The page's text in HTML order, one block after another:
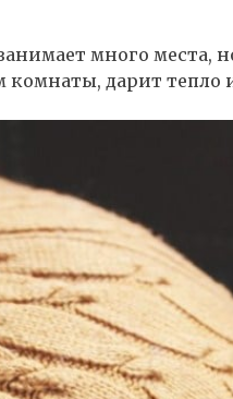
много места,
дарит тепло